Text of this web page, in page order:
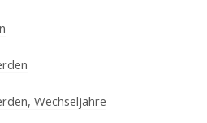
Wechseljahre